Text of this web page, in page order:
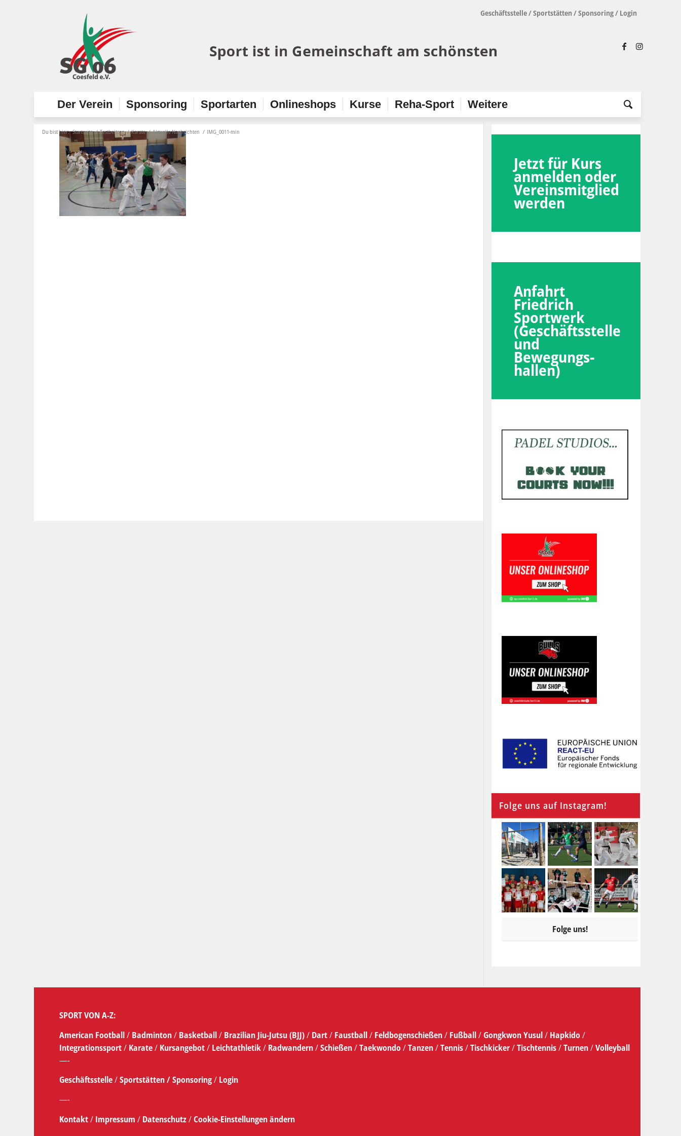
Geschäftsstelle/Sportstätten /Sponsoring/ Login
Der Verein Sponsoring Sportarten Onlineshops Kurse Reha-Sport Weitere
Du bist hier: Startseite / Testbeitrag / Karate / Aktuelle Nachrichten / IMG_0011-min
Jetzt für Kurs
anmelden oder
Vereinsmitglied
werden
Anfahrt
Friedrich
Sportwerk
(Geschäftsstelle
und
Bewegungs-
hallen)
Folge uns auf Instagram!
Folge uns!
SPORT VON A-Z:
American Football/ Badminton/ Basketball/ Brazilian Jiu-Jutsu (BJJ)/ Dart/ Faustball/ Feldbogenschießen/ Fußball/Gongkwon Yusul/ Hapkido/
Integrationssport/ Karate/ Kursangebot/ Leichtathletik/ Radwandern/Schießen/Taekwondo/Tanzen/Tennis/Tischkicker/Tischtennis/Turnen/Volleyball
—-
Geschäftsstelle/Sportstätten /Sponsoring/ Login
—-
Kontakt/ Impressum/ Datenschutz/Cookie-Einstellungen ändern